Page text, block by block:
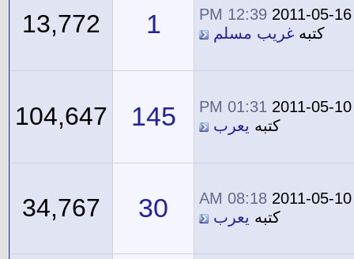
2011-05-16
12:39 PM
كتبه غريب مسلم 1
13,772
2011-05-10
01:31 PM
كتبه يعرب 145
104,647
2011-05-10
08:18 AM
كتبه يعرب 30
34,767